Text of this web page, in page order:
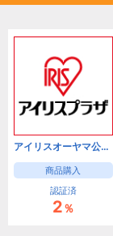
アイリスオーヤマ公式通販サイト【アイリスプラザ】
商品購入
認証済
2％